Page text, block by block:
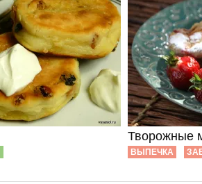
Творожные
ВЫПЕЧКА